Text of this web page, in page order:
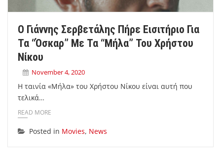
Ο Γιάννης Σερβετάλης Πήρε Εισιτήριο Για
Τα “Όσκαρ” Με Τα “Μήλα” Του Χρήστου
Νίκου
November 4, 2020
Η ταινία «Μήλα» του Χρήστου Νίκου είναι αυτή που
τελικά…
READ MORE
Posted in Movies, News